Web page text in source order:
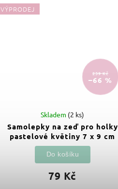
VÝPRODEJ
239 Kč
–66 %
Samolepky na zeď pro holky
pastelové květiny 7 x 9 cm
Skladem (2 ks)
79 Kč
Do košíku